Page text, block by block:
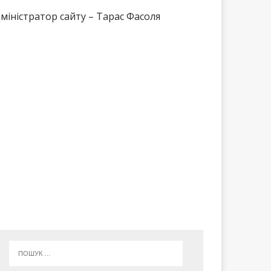
сайту – Тарас Фасоля